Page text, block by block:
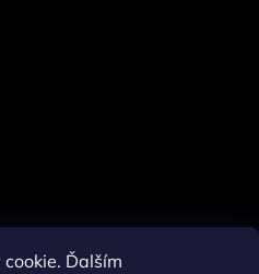
Ďalším